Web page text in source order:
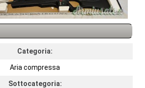
Categoria:
Aria compressa
Sottocategoria: